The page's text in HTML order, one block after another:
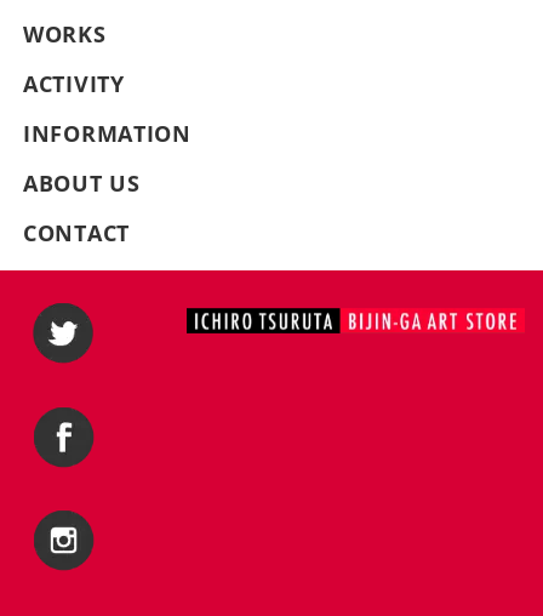
WORKS
ACTIVITY
INFORMATION
ABOUT US
CONTACT